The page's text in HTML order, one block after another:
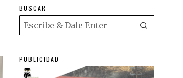
BUSCAR
PUBLICIDAD